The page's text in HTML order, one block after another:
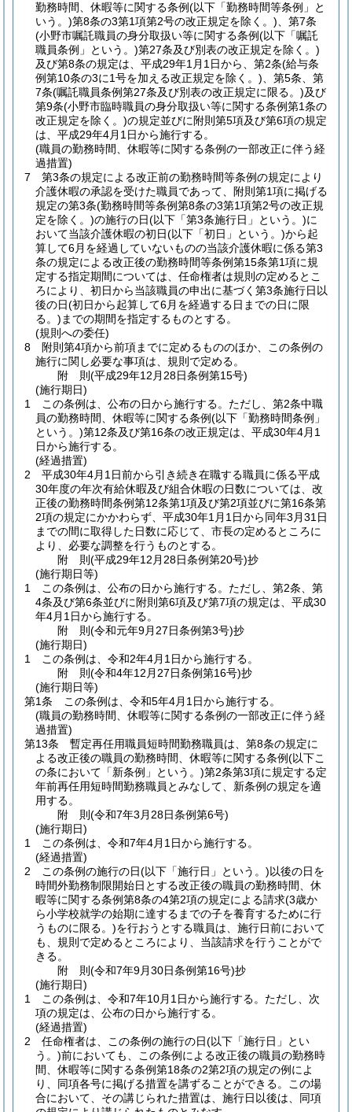
勤務時間、休暇等に関する条例(以下「勤務時間等条例」と
いう。)第8条の3第1項第2号の改正規定を除く。) 、第7条
(小野市嘱託職員の身分取扱い等に関する条例(以下「嘱託
職員条例」という。)第27条及び別表の改正規定を除く。)
及び第8条の規定は、平成29年1月1日から、第2条(給与条
例第10条の3に1号を加える改正規定を除く。) 、第5条、第
7条(嘱託職員条例第27条及び別表の改正規定に限る。)及び
第9条(小野市臨時職員の身分取扱い等に関する条例第1条の
改正規定を除く。)の規定並びに附則第5項及び第6項の規定
は、平成29年4月1日から施行する。
(職員の勤務時間、休暇等に関する条例の一部改正に伴う経
過措置)
7
第3条の規定による改正前の勤務時間等条例の規定により
介護休暇の承認を受けた職員であって、附則第1項に掲げる
規定の第3条(勤務時間等条例第8条の3第1項第2号の改正規
定を除く。)の施行の日(以下「第3条施行日」という。)に
おいて当該介護休暇の初日(以下「初日」という。)から起
算して6月を経過していないものの当該介護休暇に係る第3
条の規定による改正後の勤務時間等条例第15条第1項に規
定する指定期間については、任命権者は規則の定めるとこ
ろにより、初日から当該職員の申出に基づく第3条施行日以
後の日(初日から起算して6月を経過する日までの日に限
る。) までの期間を指定するものとする。
(規則への委任)
8
附則第4項から前項までに定めるもののほか、この条例の
施行に関し必要な事項は、規則で定める。
附 則(平成29年12月28日条例第15号)
(施行期日)
1
この条例は、公布の日から施行する。 ただし、第2条中職
員の勤務時間、休暇等に関する条例(以下「勤務時間条例」
という。)第12条及び第16条の改正規定は、平成30年4月1
日から施行する。
(経過措置)
2
平成30年4月1日前から引き続き在職する職員に係る平成
30年度の年次有給休暇及び組合休暇の日数については、改
正後の勤務時間条例第12条第1項及び第2項並びに第16条第
2項の規定にかかわらず、平成30年1月1日から同年3月31日
までの間に取得した日数に応じて、市長の定めるところに
より、必要な調整を行うものとする。
附 則(平成29年12月28日条例第20号)抄
(施行期日等)
1
この条例は、公布の日から施行する。 ただし、第2条、第
4条及び第6条並びに附則第6項及び第7項の規定は、平成30
年4月1日から施行する。
附 則(令和元年9月27日条例第3号)抄
(施行期日)
1
この条例は、令和2年4月1日から施行する。
附 則(令和4年12月27日条例第16号)抄
(施行期日等)
第1条
この条例は、令和5年4月1日から施行する。
(職員の勤務時間、休暇等に関する条例の一部改正に伴う経
過措置)
第13条
暫定再任用職員短時間勤務職員は、第8条の規定に
よる改正後の職員の勤務時間、休暇等に関する条例(以下こ
の条において「新条例」という。)第2条第3項に規定する定
年前再任用短時間勤務職員とみなして、新条例の規定を適
用する。
附 則(令和7年3月28日条例第6号)
(施行期日)
1
この条例は、令和7年4月1日から施行する。
(経過措置)
2
この条例の施行の日(以下「施行日」という。)以後の日を
時間外勤務制限開始日とする改正後の職員の勤務時間、休
暇等に関する条例第8条の4第2項の規定による請求(3歳か
ら小学校就学の始期に達するまでの子を養育するために行
うものに限る。)を行おうとする職員は、施行日前において
も、規則で定めるところにより、当該請求を行うことがで
きる。
附 則(令和7年9月30日条例第16号)抄
(施行期日)
1
この条例は、令和7年10月1日から施行する。 ただし、次
項の規定は、公布の日から施行する。
(経過措置)
2
任命権者は、この条例の施行の日(以下「施行日」とい
う。)前においても、この条例による改正後の職員の勤務時
間、休暇等に関する条例第18条の2第2項の規定の例によ
り、同項各号に掲げる措置を講ずることができる。
この場
合において、その講じられた措置は、施行日以後は、同項